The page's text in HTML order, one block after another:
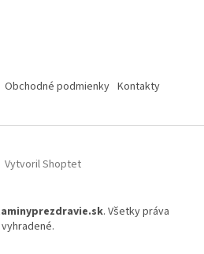
Obchodné podmienky Kontakty
Vytvoril Shoptet
. Všetky práva
vyhradené.